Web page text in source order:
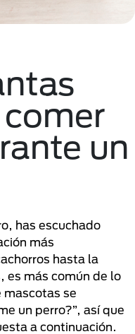
un
has escuchado
más
hasta la
es más común de lo
mascotas se
un perro?”, así que
a continuación.